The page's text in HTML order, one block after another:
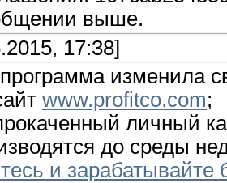
выше.
17:38]
изменила
www.profitco.com;
личный
до среды
и зарабатывайте